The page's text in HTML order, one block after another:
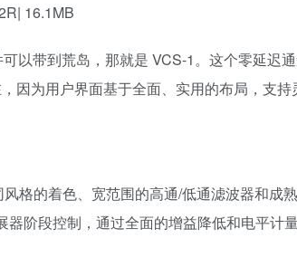
16.1MB
以带到荒岛，那就是 VCS-1。这个零延迟
为用户界面基于全面、实用的布局，支持
格的着色、宽范围的高通/低通滤波器和成
阶段控制，通过全面的增益降低和电平计